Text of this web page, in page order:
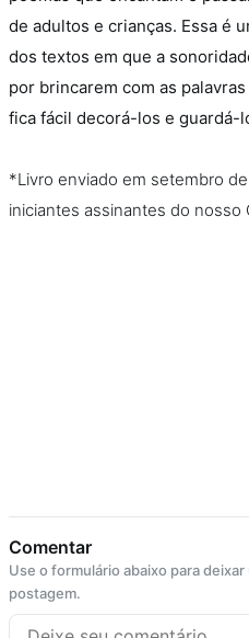
de adultos e crianças. Essa é
dos textos em que a
por brincarem com as
fica fácil decorá-los e guardá-
*Livro enviado em setembro
iniciantes assinantes do nosso
Comentar
Use o formulário abaixo para
postagem.